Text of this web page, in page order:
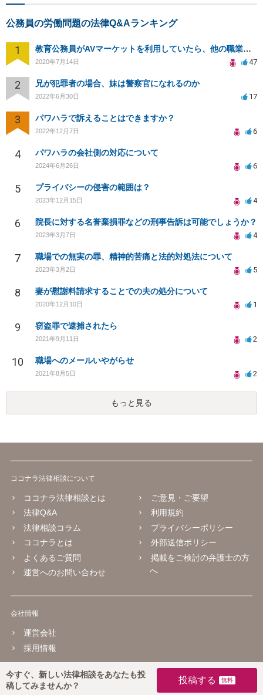
今すぐ、新しい法律相談をあなたも投
稿してみませんか？
投稿する
公務員の労働問題の法律Q&Aランキング
1 教育公務員がAVマーケットを利用していたら、他の職業より処分が厳しいのか？
2020年7月14日 47
2 兄が犯罪者の場合、妹は警察官になれるのか
2022年6月30日 17
3 パワハラで訴えることはできますか？
2022年12月7日 6
4 パワハラの会社側の対応について
2024年6月26日 6
5 プライバシーの侵害の範囲は？
2023年12月15日 4
6 院長に対する名誉棄損罪などの刑事告訴は可能でしょうか？
2023年3月7日 4
7 職場での無実の罪、精神的苦痛と法的対処法について
2023年3月2日 5
8 妻が慰謝料請求することでの夫の処分について
2020年12月10日 1
9 窃盗罪で逮捕されたら
2021年9月11日 2
10 職場へのメールいやがらせ
2021年8月5日 2
もっと見る
ココナラ法律相談について
ココナラ法律相談とは
法律Q&A
法律相談コラム
ココナラとは
よくあるご質問
運営へのお問い合わせ
ご意見・ご要望
利用規約
プライバシーポリシー
外部送信ポリシー
掲載をご検討の弁護士の方
へ
会社情報
運営会社
採用情報
© 2016 coconala Inc.